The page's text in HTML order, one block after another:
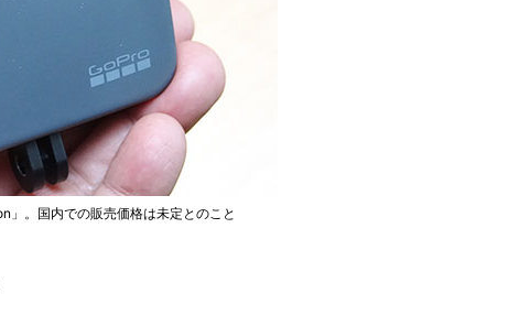
」。国内での販売価格は未定とのこと